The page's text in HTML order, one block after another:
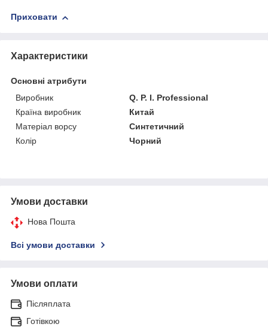
Приховати
Характеристики
Основні атрибути
Виробник
Q. P. I. Professional
Країна виробник
Китай
Матеріал ворсу
Синтетичний
Колір
Чорний
Умови доставки
Нова Пошта
Всі умови доставки
Умови оплати
Післяплата
Готівкою